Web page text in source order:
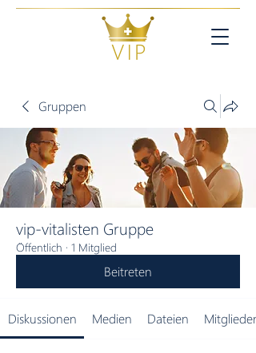
Gruppen
vip-vitalisten Gruppe
Öffentlich · 1 Mitglied
Beitreten
Diskussionen Medien Dateien Mitglieder